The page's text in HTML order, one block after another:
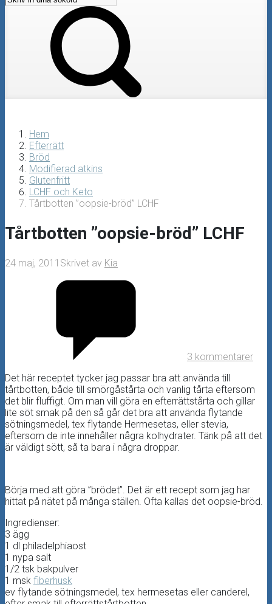
Hem
Efterrätt
Bröd
Modifierad atkins
Glutenfritt
LCHF och Keto
Tårtbotten ”oopsie-bröd” LCHF
Tårtbotten ”oopsie-bröd” LCHF
24 maj, 2011 Skrivet av Kia
3 kommentarer
Det här receptet tycker jag passar bra att använda till
tårtbotten, både till smörgåstårta och vanlig tårta eftersom
det blir fluffigt. Om man vill göra en efterrättstårta och gillar
lite söt smak på den så går det bra att använda flytande
sötningsmedel, tex flytande Hermesetas, eller stevia,
eftersom de inte innehåller några kolhydrater. Tänk på att det
är väldigt sött, så ta bara i några droppar.
Börja med att göra ”brödet”. Det är ett recept som jag har
hittat på nätet på många ställen. Ofta kallas det oopsie-bröd.
Ingredienser:
3 ägg
1 dl philadelphiaost
1 nypa salt
1/2 tsk bakpulver
1 msk fiberhusk
ev flytande sötningsmedel, tex hermesetas eller canderel,